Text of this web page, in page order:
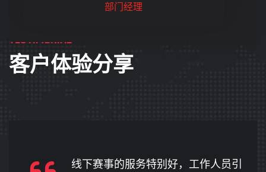
部门经理
TESTIMONIAL
客户体验分享
体育周边店的定制服务绝了，把偶像